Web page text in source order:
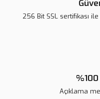
256 Bit SSL sertifikası
Açıklama